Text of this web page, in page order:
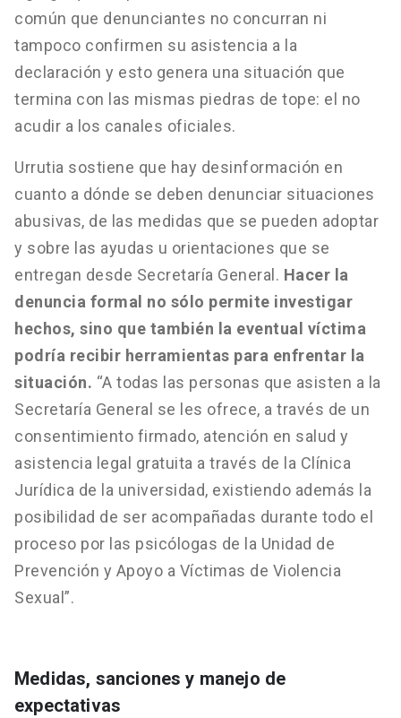
común que denunciantes no concurran ni
tampoco confirmen su asistencia a la
declaración y esto genera una situación que
termina con las mismas piedras de tope: el no
acudir a los canales oficiales.
Urrutia sostiene que hay desinformación en
cuanto a dónde se deben denunciar situaciones
abusivas, de las medidas que se pueden adoptar
y sobre las ayudas u orientaciones que se
entregan desde Secretaría General. Hacer la
denuncia formal no sólo permite investigar
hechos, sino que también la eventual víctima
podría recibir herramientas para enfrentar la
situación. “A todas las personas que asisten a la
Secretaría General se les ofrece, a través de un
consentimiento firmado, atención en salud y
asistencia legal gratuita a través de la Clínica
Jurídica de la universidad, existiendo además la
posibilidad de ser acompañadas durante todo el
proceso por las psicólogas de la Unidad de
Prevención y Apoyo a Víctimas de Violencia
Sexual”.
Medidas, sanciones y manejo de
expectativas